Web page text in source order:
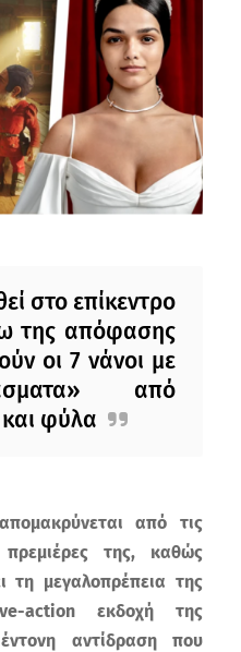
στο επίκεντρο
της απόφασης
οι 7 νάνοι με
από
και φύλα
από τις
πρεμιέρες της, καθώς
τη μεγαλοπρέπεια της
action εκδοχή της
αντίδραση που